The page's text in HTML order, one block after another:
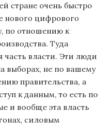
стране очень быстро
нового цифрового
по отношению к
Туда
часть власти. Эти люди
выборах, не по вашему
правительства, а
к данным, то есть по
и вообще эта власть
силовым